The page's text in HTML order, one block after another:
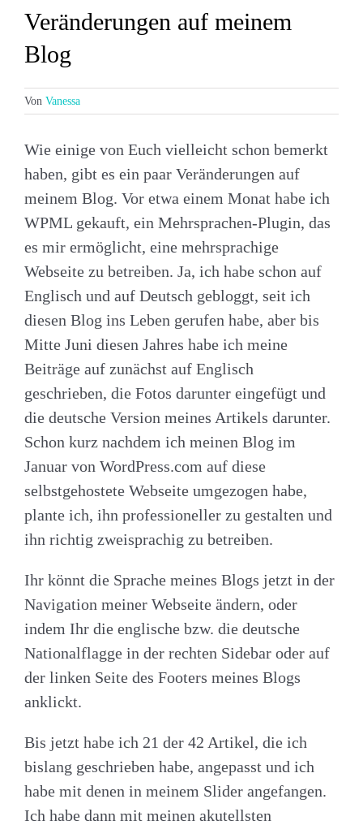
Veränderungen auf meinem
Blog
Von Vanessa
Wie einige von Euch vielleicht schon bemerkt
haben, gibt es ein paar Veränderungen auf
meinem Blog. Vor etwa einem Monat habe ich
WPML gekauft, ein Mehrsprachen-Plugin, das
es mir ermöglicht, eine mehrsprachige
Webseite zu betreiben. Ja, ich habe schon auf
Englisch und auf Deutsch gebloggt, seit ich
diesen Blog ins Leben gerufen habe, aber bis
Mitte Juni diesen Jahres habe ich meine
Beiträge auf zunächst auf Englisch
geschrieben, die Fotos darunter eingefügt und
die deutsche Version meines Artikels darunter.
Schon kurz nachdem ich meinen Blog im
Januar von WordPress.com auf diese
selbstgehostete Webseite umgezogen habe,
plante ich, ihn professioneller zu gestalten und
ihn richtig zweisprachig zu betreiben.
Ihr könnt die Sprache meines Blogs jetzt in der
Navigation meiner Webseite ändern, oder
indem Ihr die englische bzw. die deutsche
Nationalflagge in der rechten Sidebar oder auf
der linken Seite des Footers meines Blogs
anklickt.
Bis jetzt habe ich 21 der 42 Artikel, die ich
bislang geschrieben habe, angepasst und ich
habe mit denen in meinem Slider angefangen.
Ich habe dann mit meinen akutellsten